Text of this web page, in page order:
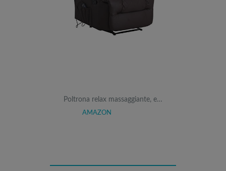
Poltrona relax massaggiante, e…
AMAZON